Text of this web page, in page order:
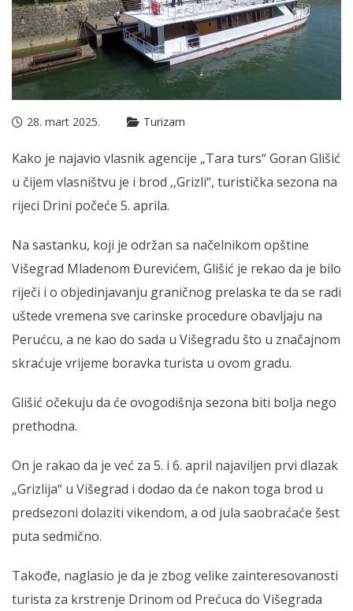
28. mart 2025. Turizam
Kako je najavio vlasnik agencije „Tara turs“ Goran Glišić
u čijem vlasništvu je i brod ‚‚Grizli“, turistička sezona na
rijeci Drini počeće 5. aprila.
Na sastanku, koji je održan sa načelnikom opštine
Višegrad Mladenom Đurevićem, Glišić je rekao da je bilo
riječi i o objedinjavanju graničnog prelaska te da se radi
uštede vremena sve carinske procedure obavljaju na
Perućcu, a ne kao do sada u Višegradu što u značajnom
skraćuje vrijeme boravka turista u ovom gradu.
Glišić očekuju da će ovogodišnja sezona biti bolja nego
prethodna.
On je rakao da je već za 5. i 6. april najaviljen prvi dlazak
„Grizlija“ u Višegrad i dodao da će nakon toga brod u
predsezoni dolaziti vikendom, a od jula saobraćaće šest
puta sedmično.
Takođe, naglasio je da je zbog velike zainteresovanosti
turista za krstrenje Drinom od Prećuca do Višegrada